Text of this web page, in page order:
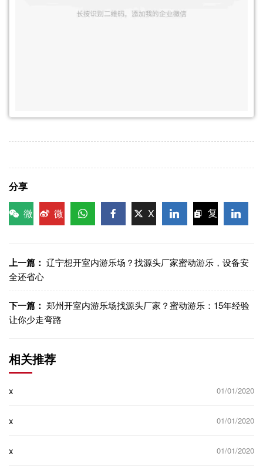
分享
微
微
X
复
接
上一篇： 辽宁想开室内游乐场？找源头厂家蜜动游乐，设备安
全还省心
下一篇： 郑州开室内游乐场找源头厂家？蜜动游乐：15年经验
让你少走弯路
相关推荐
x 01/01/2020
x 01/01/2020
x 01/01/2020